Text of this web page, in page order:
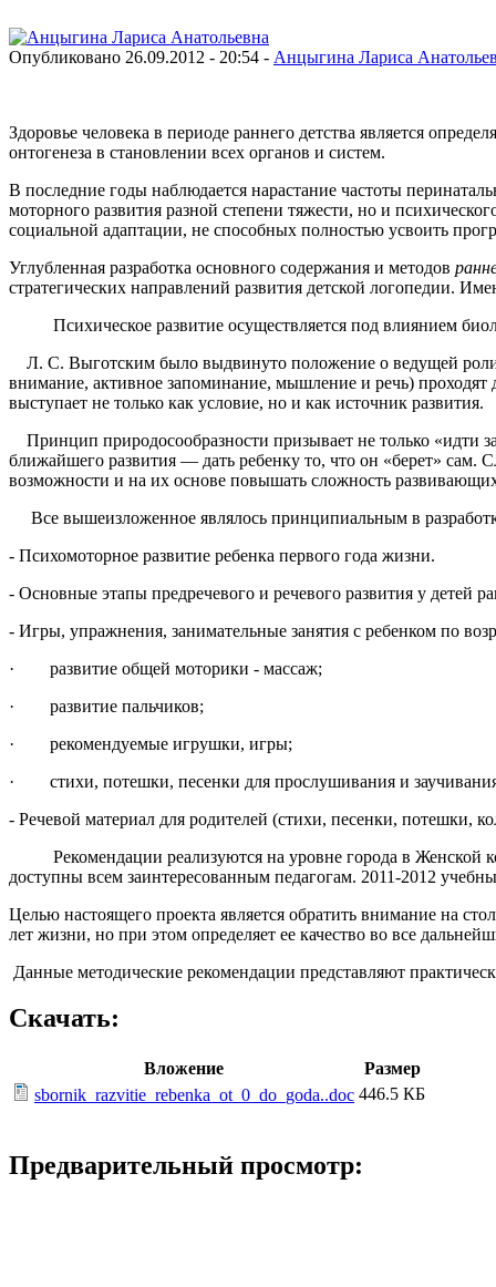
Опубликовано 26.09.2012 - 20:54 - Анцыгина Лариса
Здоровье человека в периоде раннего детства является
онтогенеза в становлении всех органов и систем.
В последние годы наблюдается нарастание частоты
моторного развития разной степени тяжести, но и
социальной адаптации, не способных полностью усвоить
Углубленная разработка основного содержания и методов
стратегических направлений развития детской логопедии.
Психическое развитие осуществляется под влиянием
Л. С. Выготским было выдвинуто положение о ведущей роли
внимание, активное запоминание, мышление и речь)
выступает не только как условие, но и как источник развития.
Принцип природосообразности призывает не только «идти
ближайшего развития — дать ребенку то, что он «берет» сам.
возможности и на их основе повышать сложность
Все вышеизложенное являлось принципиальным в
- Психомоторное развитие ребенка первого года жизни.
- Основные этапы предречевого и речевого развития у детей
- Игры, упражнения, занимательные занятия с ребенком по
· развитие общей моторики - массаж;
· развитие пальчиков;
· рекомендуемые игрушки, игры;
· стихи, потешки, песенки для прослушивания и
- Речевой материал для родителей (стихи, песенки, потешки,
Рекомендации реализуются на уровне города в Женской
доступны всем заинтересованным педагогам. 2011-2012
Целью настоящего проекта является обратить внимание на
лет жизни, но при этом определяет ее качество во все
Данные методические рекомендации представляют
Скачать:
Вложение
Размер
sbornik_razvitie_rebenka_ot_0_do_goda..doc 446.5 КБ
Предварительный просмотр: